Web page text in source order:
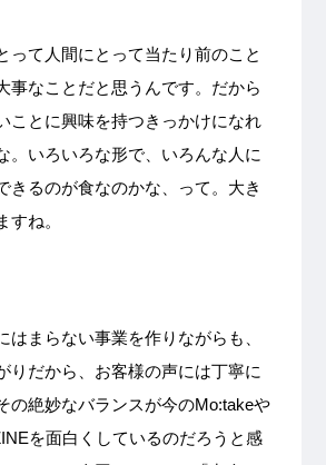
って人間にとって当たり前のこと
事なことだと思うんです。だから
ことに興味を持つきっかけになれ
。いろいろな形で、いろんな人に
きるのが食なのかな、って。大き
すね。
はまらない事業を作りながらも、
りだから、お客様の声には丁寧に
の絶妙なバランスが今のMo:takeや
を面白くしているのだろうと感